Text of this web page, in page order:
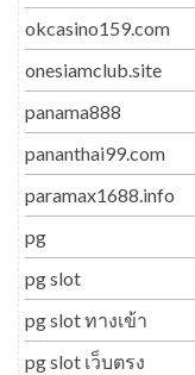
okcasino159.com
onesiamclub.site
panama888
pananthai99.com
paramax1688.info
pg
pg slot
pg slot ทางเข้า
pg slot เว็บตรง